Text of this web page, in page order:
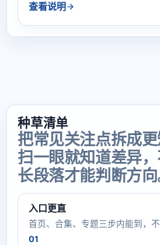
查看说明
种草清单
把常见关注点拆成更
扫一眼就知道差异
长段落才能判断方向
入口更直
首页、合集、专题三步内能到，不
01